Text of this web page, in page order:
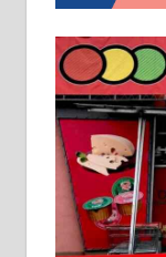
Пружам
у
молерских
Ало